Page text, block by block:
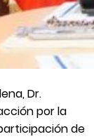
Dr.
por la
de